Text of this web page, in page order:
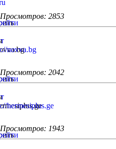
Просмотров: 2853
Просмотров: 2042
Просмотров: 1943